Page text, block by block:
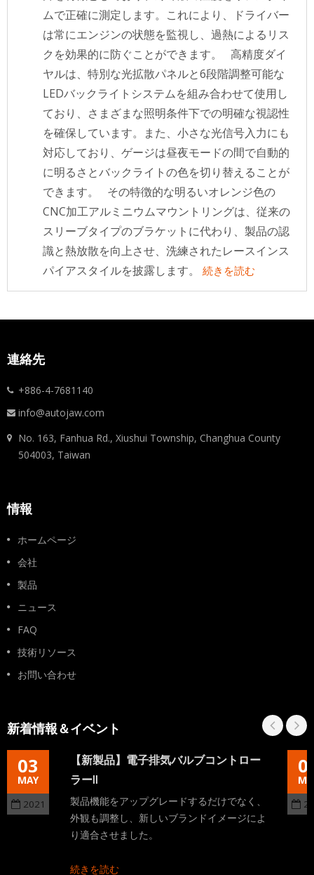
ムで正確に測定します。これにより、ドライバー
は常にエンジンの状態を監視し、過熱によるリス
クを効果的に防ぐことができます。 高精度ダイ
ヤルは、特別な光拡散パネルと6段階調整可能な
LEDバックライトシステムを組み合わせて使用し
ており、さまざまな照明条件下での明確な視認性
を確保しています。また、小さな光信号入力にも
対応しており、ゲージは昼夜モードの間で自動的
に明るさとバックライトの色を切り替えることが
できます。 その特徴的な明るいオレンジ色の
CNC加工アルミニウムマウントリングは、従来の
スリーブタイプのブラケットに代わり、製品の認
識と熱放散を向上させ、洗練されたレースインス
パイアスタイルを披露します。
続きを読む
連絡先
+886-4-7681140
info@autojaw.com
No. 163, Fanhua Rd., Xiushui Township, Changhua County
504003, Taiwan
情報
ホームページ
会社
製品
ニュース
FAQ
技術リソース
お問い合わせ
新着情報＆イベント
03
MAY
2021
【新製品】電子排気バルブコントロー
ラーII
製品機能をアップグレードするだけでなく、
外観も調整し、新しいブランドイメージによ
り適合させました。
続きを読む